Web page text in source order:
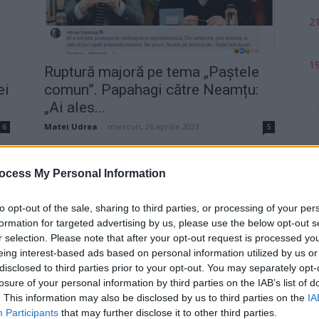
My Personal Information
opt-out of the sale, sharing to third parties, or processing of your
for targeted advertising by us, please use the below opt-out
selection. Please note that after your opt-out request is processed
interest-based ads based on personal information utilized by us
to third parties prior to your opt-out. You may separately
of your personal information by third parties on the IAB’s list of
This information may also be disclosed by us to third parties on the
Participants that may further disclose it to other third parties.
6
Ruptură majoră pe tema „Paștele
comun”. Papahagi către Neamțu:
„Ai ales...
Matei Udrea miercuri, 26 aprilie 2023 5